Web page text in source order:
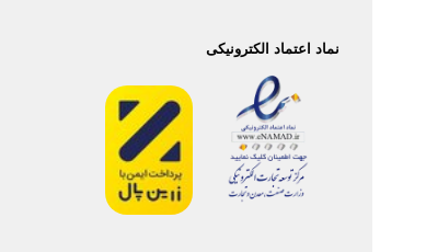
نماد اعتماد الکترونیکی